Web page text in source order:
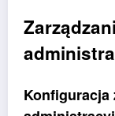
Konfiguracja